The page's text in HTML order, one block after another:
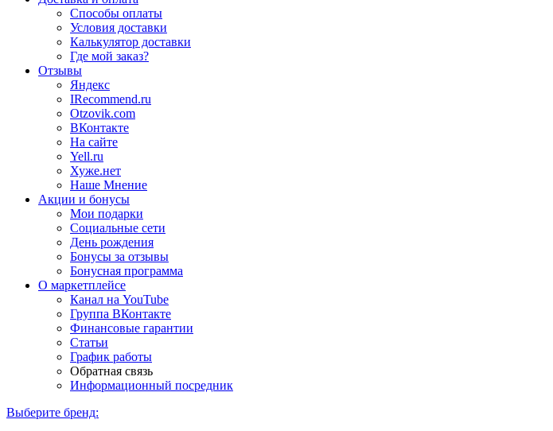
Способы оплаты
Условия доставки
Калькулятор доставки
Где мой заказ?
Отзывы
Яндекс
IRecommend.ru
Otzovik.com
ВКонтакте
На сайте
Yell.ru
Хуже.нет
Наше Мнение
Акции и бонусы
Мои подарки
Социальные сети
День рождения
Бонусы за отзывы
Бонусная программа
О маркетплейсе
Канал на YouTube
Группа ВКонтакте
Финансовые гарантии
Статьи
График работы
Обратная связь
Информационный посредник
Выберите бренд: